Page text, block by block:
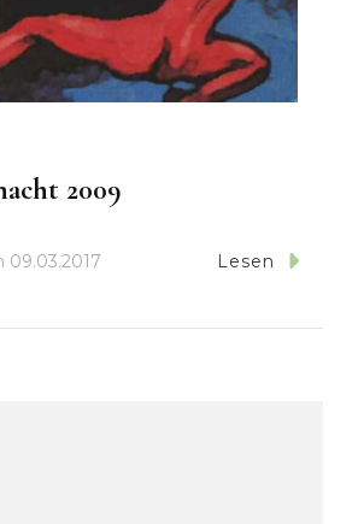
2009
09.03.2017 Lesen